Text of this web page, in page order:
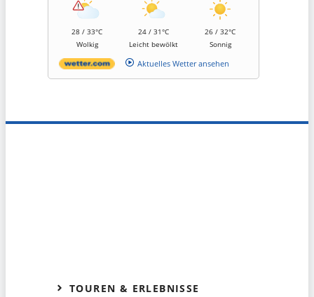
28 / 33°C
Wolkig
24 / 31°C
Leicht bewölkt
26 / 32°C
Sonnig
Aktuelles Wetter ansehen
TOUREN & ERLEBNISSE